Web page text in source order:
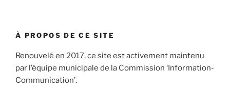
À PROPOS DE CE SITE
Renouvelé en 2017, ce site est activement maintenu
par l’équipe municipale de la Commission ‘Information-
Communication’.